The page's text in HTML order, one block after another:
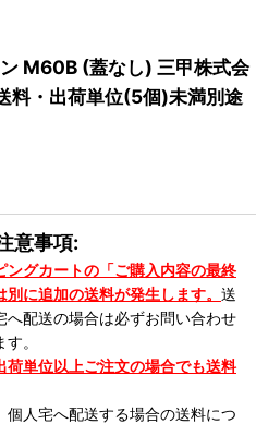
M60B (蓋なし) 三甲株式会
料・出荷単位(5個)未満別途
意事項:
ングカートの「ご購入内容の最終
に追加の送料が発生します。 送
配送の場合は必ずお問い合わせ
。
荷単位以上ご注文の場合でも送料
人宅へ配送する場合の送料につ